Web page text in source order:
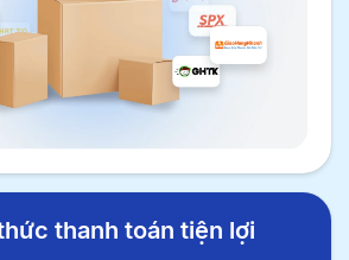
thanh toán tiện lợi